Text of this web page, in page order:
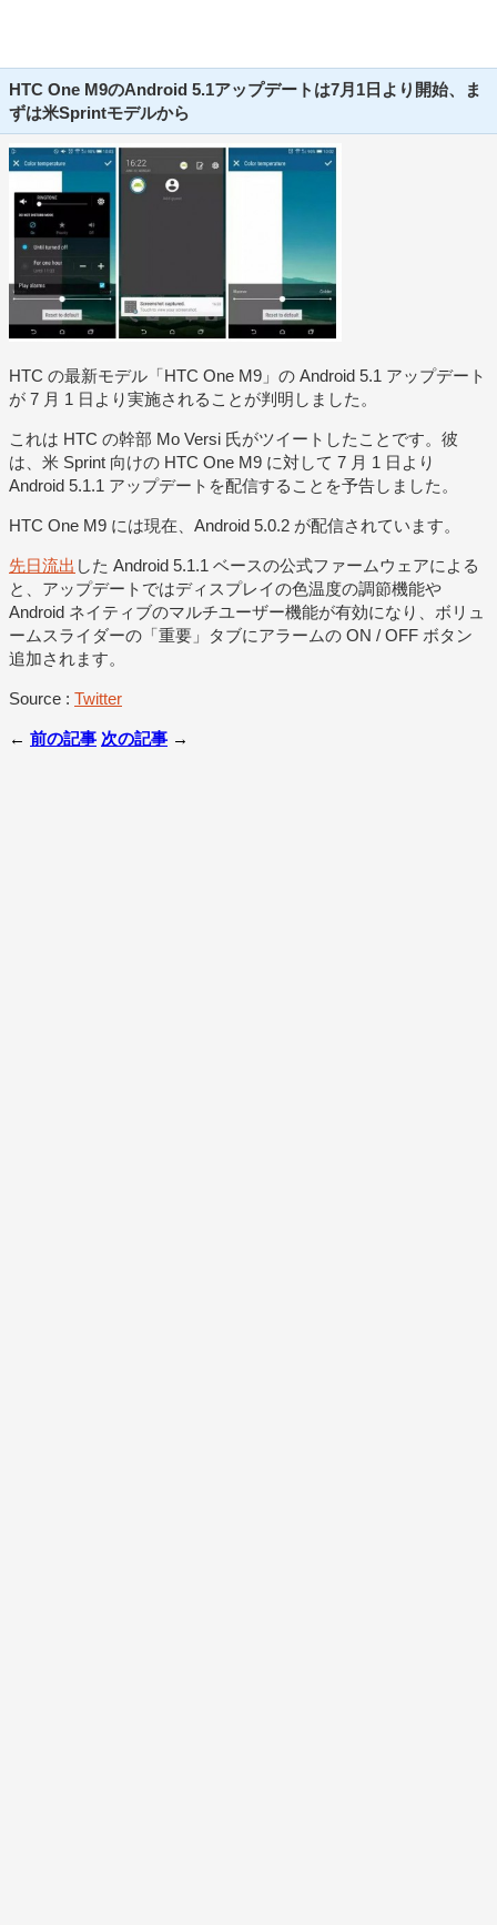
HTC One M9のAndroid 5.1アップデートは7月1日より開始、ま
ずは米Sprintモデルから
HTC の最新モデル「HTC One M9」の Android 5.1 アップデート
が 7 月 1 日より実施されることが判明しました。
これは HTC の幹部 Mo Versi 氏がツイートしたことです。彼
は、米 Sprint 向けの HTC One M9 に対して 7 月 1 日より
Android 5.1.1 アップデートを配信することを予告しました。
HTC One M9 には現在、Android 5.0.2 が配信されています。
先日流出 した Android 5.1.1 ベースの公式ファームウェアによる
と、アップデートではディスプレイの色温度の調節機能や
Android ネイティブのマルチユーザー機能が有効になり、ボリュ
ームスライダーの「重要」タブにアラームの ON / OFF ボタン
追加されます。
Source : Twitter
← 前の記事 次の記事 →